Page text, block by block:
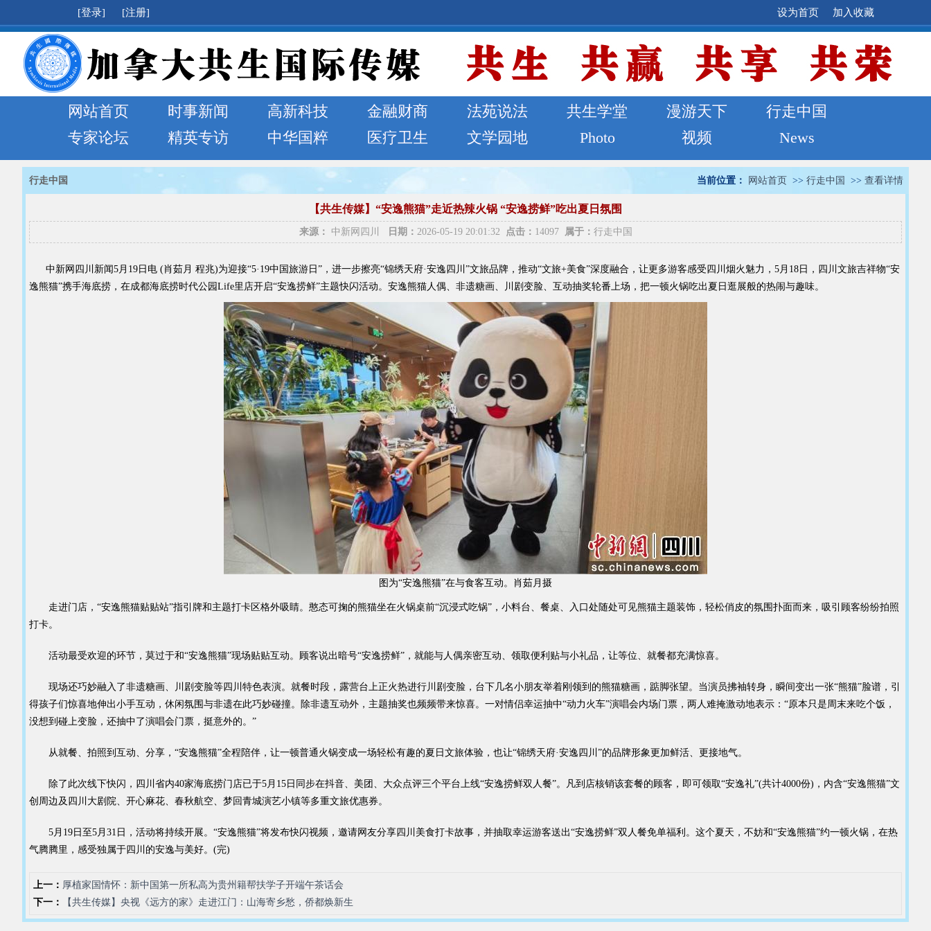
[登录] [注册] 加入收藏
设为首页
网站首页 时事新闻 高新科技 金融财商 法苑说法 共生学堂 漫游天下
行走中国
专家论坛
精英专访 中华国粹 医疗卫生 文学园地 Photo 视频 News
当前位置： 网站首页 >> 行走中国 >> 查看详情
行走中国
【共生传媒】“安逸熊猫”走近热辣火锅 “安逸捞鲜”吃出夏日氛围
来源： 中新网四川 日期： 2026-05-19 20:01:32 点击： 14097 属于： 行走中国
中新网四川新闻5月19日电 (肖茹月 程兆)为迎接“5·19中国旅游日”，进一步擦亮“锦绣天府·安逸四川”文旅品牌，推动“文旅+美食”深度融合，让更多游客感受四川烟火魅力，5月18日，四川文旅吉祥物“安
逸熊猫”携手海底捞，在成都海底捞时代公园Life里店开启“安逸捞鲜”主题快闪活动。安逸熊猫人偶、非遗糖画、川剧变脸、互动抽奖轮番上场，把一顿火锅吃出夏日逛展般的热闹与趣味。
图为“安逸熊猫”在与食客互动。肖茹月摄
走进门店，“安逸熊猫贴贴站”指引牌和主题打卡区格外吸睛。憨态可掬的熊猫坐在火锅桌前“沉浸式吃锅”，小料台、餐桌、入口处随处可见熊猫主题装饰，轻松俏皮的氛围扑面而来，吸引顾客纷纷拍照
打卡。
活动最受欢迎的环节，莫过于和“安逸熊猫”现场贴贴互动。顾客说出暗号“安逸捞鲜”，就能与人偶亲密互动、领取便利贴与小礼品，让等位、就餐都充满惊喜。
现场还巧妙融入了非遗糖画、川剧变脸等四川特色表演。就餐时段，露营台上正火热进行川剧变脸，台下几名小朋友举着刚领到的熊猫糖画，踮脚张望。当演员拂袖转身，瞬间变出一张“熊猫”脸谱，引
得孩子们惊喜地伸出小手互动，休闲氛围与非遗在此巧妙碰撞。除非遗互动外，主题抽奖也频频带来惊喜。一对情侣幸运抽中“动力火车”演唱会内场门票，两人难掩激动地表示：“原本只是周末来吃个饭，
没想到碰上变脸，还抽中了演唱会门票，挺意外的。”
从就餐、拍照到互动、分享，“安逸熊猫”全程陪伴，让一顿普通火锅变成一场轻松有趣的夏日文旅体验，也让“锦绣天府·安逸四川”的品牌形象更加鲜活、更接地气。
除了此次线下快闪，四川省内40家海底捞门店已于5月15日同步在抖音、美团、大众点评三个平台上线“安逸捞鲜双人餐”。凡到店核销该套餐的顾客，即可领取“安逸礼”(共计4000份)，内含“安逸熊猫”文
创周边及四川大剧院、开心麻花、春秋航空、梦回青城演艺小镇等多重文旅优惠券。
5月19日至5月31日，活动将持续开展。“安逸熊猫”将发布快闪视频，邀请网友分享四川美食打卡故事，并抽取幸运游客送出“安逸捞鲜”双人餐免单福利。这个夏天，不妨和“安逸熊猫”约一顿火锅，在热
气腾腾里，感受独属于四川的安逸与美好。(完)
上一： 厚植家国情怀：新中国第一所私高为贵州籍帮扶学子开端午茶话会
下一：
【共生传媒】央视《远方的家》走进江门：山海寄乡愁，侨都焕新生